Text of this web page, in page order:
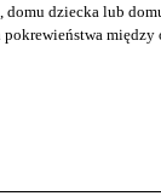
dziecka lub